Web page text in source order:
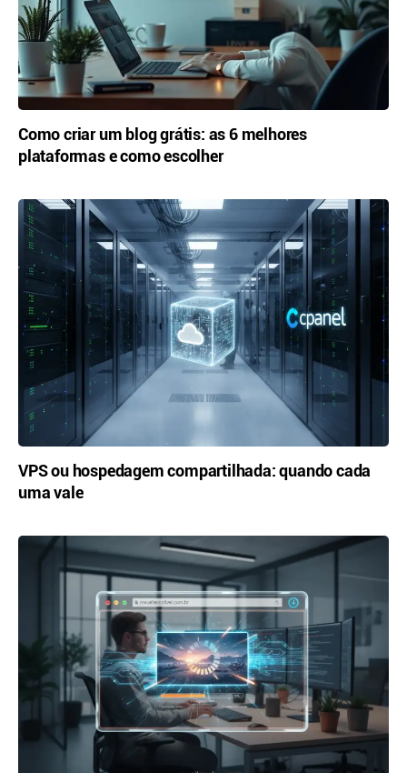
Como criar um blog grátis: as 6 melhores
plataformas e como escolher
VPS ou hospedagem compartilhada: quando cada
uma vale